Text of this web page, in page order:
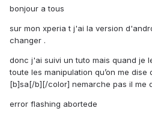
bonjour a tous
sur mon xperia t j'ai la version
changer .
donc j'ai suivi un tuto mais quand je
toute les manipulation qu’on me
[b]sa[/b][/color] nemarche pas il me
error flashing abortede